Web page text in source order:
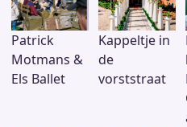
o
o
k
s p
p
Patrick
Motmans &
Els Ballet
Kappeltje in
de
vorststraat